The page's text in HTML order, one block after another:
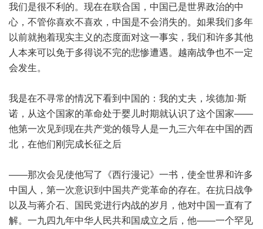
我们是很不利的。现在在联合国，中国已是世界政治的中
心，不管你喜欢不喜欢，中国是不会消失的。如果我们多年
以前就抱着现实主义的态度面对这一事实，我们和许多其他
人本来可以免于多得说不完的悲惨遭遇。越南战争也不一定
会发生。
我是在不寻常的情况下看到中国的：我的丈夫，埃德加·斯
诺，从这个国家的革命处于婴儿时期就认识了这个国家——
他第一次见到现在共产党的领导人是一九三六年在中国的西
北，在他们刚完成长征之后
——那次会见使他写了《西行漫记》一书，使全世界和许多
中国人，第一次意识到中国共产党革命的存在。在抗日战争
以及与蒋介石、国民党进行内战的岁月，他对中国一直有了
解。一九四九年中华人民共和国成立之后，他——一个罕见